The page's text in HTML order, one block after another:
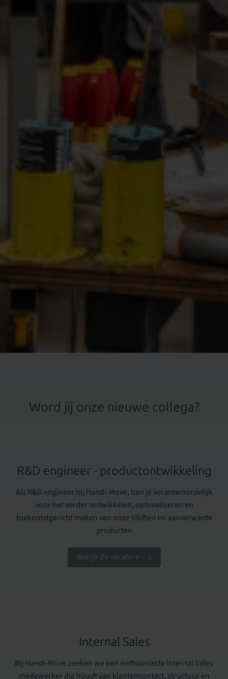
Word jij onze nieuwe collega?
R&D engineer - productontwikkeling
Als R&D engineer bij Handi-Move, ben je verantwoordelijk
voor het verder ontwikkelen, optimaliseren en
toekomstgericht maken van onze tilliften en aanverwante
producten
Bekijk de vacature
Internal Sales
Bij Handi-Move zoeken we een enthousiaste Internal Sales
medewerker die houdt van klantencontact, structuur en